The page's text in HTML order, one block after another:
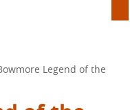
Legend of the